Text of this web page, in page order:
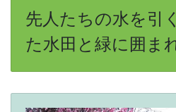
先人たちの水を引
た水田と緑に囲ま